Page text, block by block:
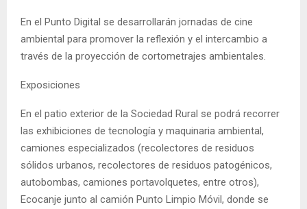
En el Punto Digital se desarrollarán jornadas de cine
ambiental para promover la reflexión y el intercambio a
través de la proyección de cortometrajes ambientales.
Exposiciones
En el patio exterior de la Sociedad Rural se podrá recorrer
las exhibiciones de tecnología y maquinaria ambiental,
camiones especializados (recolectores de residuos
sólidos urbanos, recolectores de residuos patogénicos,
autobombas, camiones portavolquetes, entre otros),
Ecocanje junto al camión Punto Limpio Móvil, donde se